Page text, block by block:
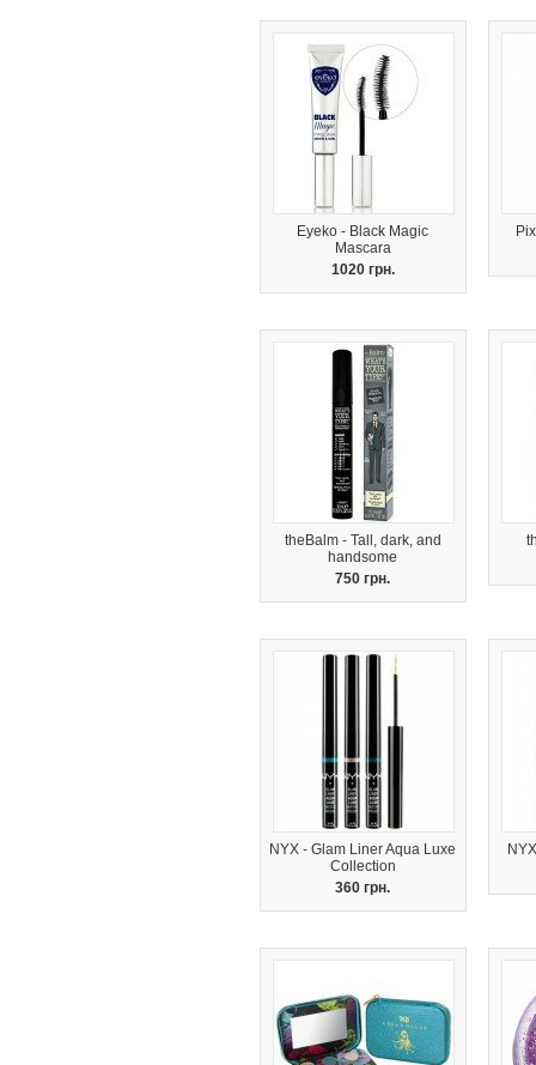
Eyeko - Black Magic
Mascara
1020 грн.
theBalm - Tall, dark, and
handsome
750 грн.
NYX - Glam Liner Aqua Luxe
Collection
360 грн.